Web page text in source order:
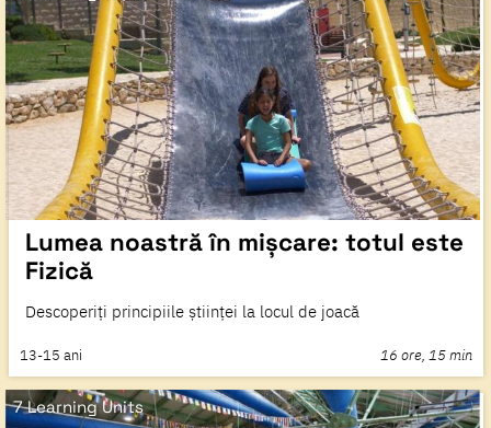
Lumea noastră în mișcare: totul este
Fizică
Descoperiți principiile științei la locul de joacă
13-15 ani 16 ore, 15 min
7 Learning Units